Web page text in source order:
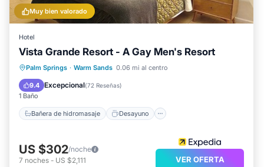
Muy bien valorado
Hotel
Vista Grande Resort - A Gay Men's Resort
Palm Springs · Warm Sands 0.06 mi al centro
9.4 Excepcional(72 Reseñas)
1 Baño
Bañera de hidromasaje Desayuno
Bañera de hidromasaje
Desayuno
Aparcamiento
US $302/noche
7 noches - US $2,111 VER OFERTA